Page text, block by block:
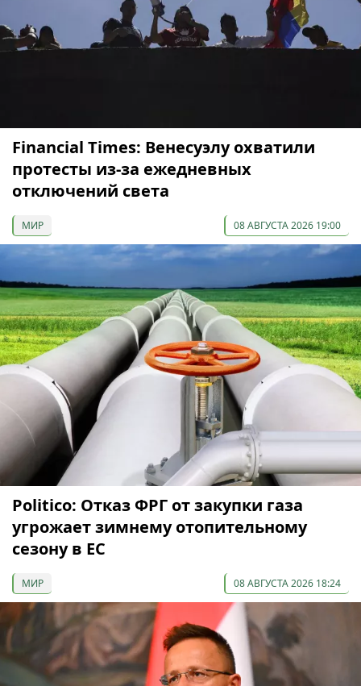
Financial Times: Венесуэлу охватили
протесты из-за ежедневных
отключений света
МИР 08 АВГУСТА 2026 19:00
Politico: Отказ ФРГ от закупки газа
угрожает зимнему отопительному
сезону в ЕС
МИР 08 АВГУСТА 2026 18:24